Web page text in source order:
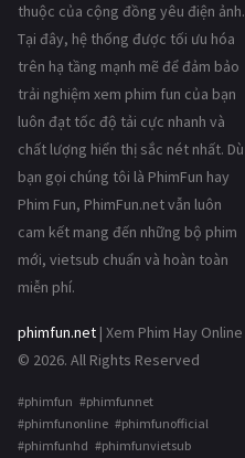
thuộc của cộng đồng yêu điện ảnh.
Tại đây, hệ thống được tối ưu hóa
trên hạ tầng mạnh mẽ để đảm bảo
trải nghiệm xem phim fun của bạn
luôn đạt tốc độ tải cực nhanh và
chất lượng hiển thị sắc nét nhất. Dù
bạn gọi chúng tôi là PhimFun hay
Phim Fun, PhimFun.net vẫn luôn
cam kết mang đến những bộ phim
mới, vietsub chuẩn và hoàn toàn
miễn phí.
phimfun.net | Xem Phim Hay Online
© 2026. All Rights Reserved
#phimfun #phimfunnet
#phimfunonline #phimfunofficial
#phimfunhd #phimfunvietsub